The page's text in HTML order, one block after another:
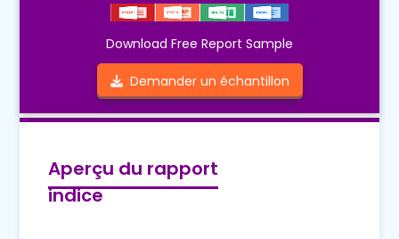
Download Free Report Sample
Demander un échantillon
Aperçu du rapport
indice